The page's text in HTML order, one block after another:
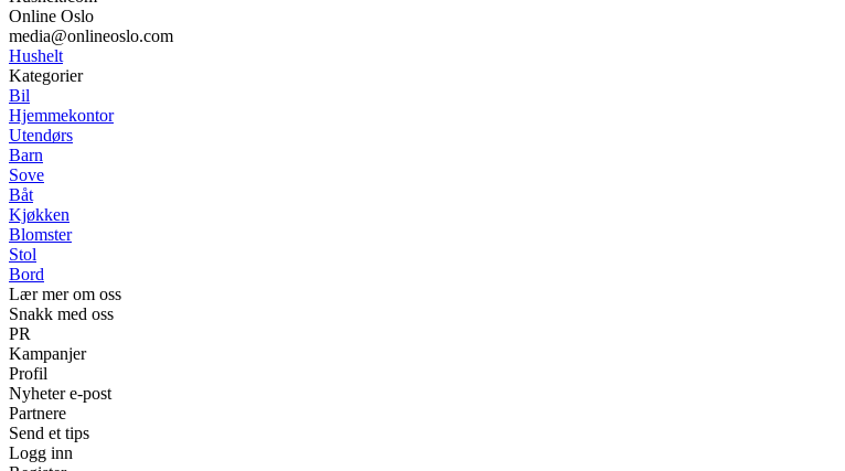
Online Oslo
media@onlineoslo.com
Hushelt
Kategorier
Bil
Hjemmekontor
Utendørs
Barn
Sove
Båt
Kjøkken
Blomster
Stol
Bord
Lær mer om oss
Snakk med oss
PR
Kampanjer
Profil
Nyheter e-post
Partnere
Send et tips
Logg inn